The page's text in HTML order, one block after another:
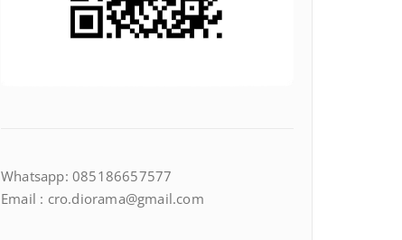
Whatsapp: 085186657577
Email : cro.diorama@gmail.com